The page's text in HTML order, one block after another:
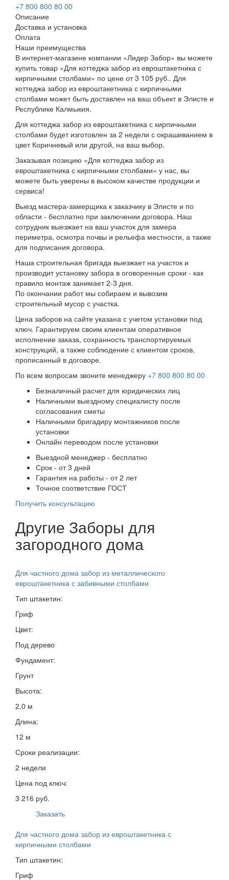
+7 800 800 80 00
Описание
Доставка и установка
Оплата
Наши преимущества
В интернет-магазине компании «Лидер Забор» вы можете
купить товар «Для коттеджа забор из евроштакетника с
кирпичными столбами» по цене от 3 105 руб.. Для
коттеджа забор из евроштакетника с кирпичными
столбами может быть доставлен на ваш объект в Элисте и
Республике Калмыкия.
Для коттеджа забор из евроштакетника с кирпичными
столбами будет изготовлен за 2 недели с окрашиванием в
цвет Коричневый или другой, на ваш выбор.
Заказывая позицию «Для коттеджа забор из
евроштакетника с кирпичными столбами» у нас, вы
можете быть уверены в высоком качестве продукции и
сервиса!
Выезд мастера-замерщика к заказчику в Элисте и по
области - бесплатно при заключении договора. Наш
сотрудник выезжает на ваш участок для замера
периметра, осмотра почвы и рельефа местности, а также
для подписания договора.
Наша строительная бригада выезжает на участок и
производит установку забора в оговоренные сроки - как
правило монтаж занимает 2-3 дня.
По окончании работ мы собираем и вывозим
строительный мусор с участка.
Цена заборов на сайте указана с учетом установки под
ключ. Гарантируем своим клиентам оперативное
исполнение заказа, сохранность транспортируемых
конструкций, а также соблюдение с клиентом сроков,
прописанный в договоре.
По всем вопросам звоните менеджеру +7 800 800 80 00
Безналичный расчет для юридических лиц
Наличными выездному специалисту после
согласования сметы
Наличными бригадиру монтажников после
установки
Онлайн переводом после установки
Выездной менеджер - бесплатно
Срок - от 3 дней
Гарантия на работы - от 2 лет
Точное соответствие ГОСТ
Получить консультацию
Другие Заборы для
загородного дома
Для частного дома забор из металлического
евроштакетника с забивными столбами
Тип штакетин:
Гриф
Цвет:
Под дерево
Фундамент:
Грунт
Высота:
2,0 м
Длина:
12 м
Сроки реализации:
2 недели
Цена под ключ:
3 216 руб.
Заказать
Для частного дома забор из евроштакетника с
кирпичными столбами
Тип штакетин:
Гриф